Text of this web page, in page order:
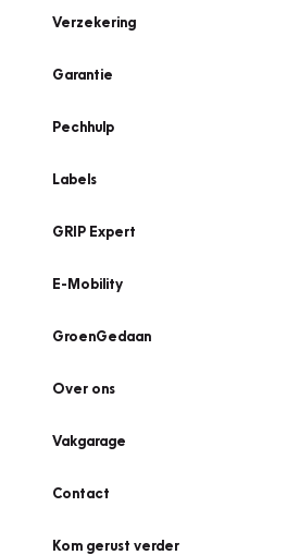
Verzekering
Garantie
Pechhulp
Labels
GRIP Expert
E-Mobility
GroenGedaan
Over ons
Vakgarage
Contact
Kom gerust verder